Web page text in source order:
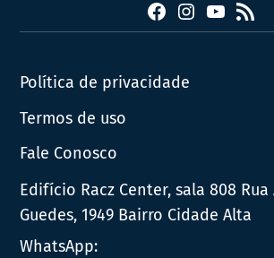
Facebook
Instagram
YouTube
RSS
Política de privacidade
Termos de uso
Fale Conosco
Edifício Racz Center, sala 808
Guedes, 1949 Bairro Cidade Alta
WhatsApp: